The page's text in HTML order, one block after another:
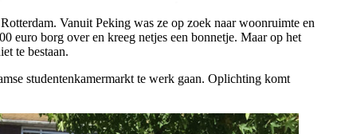
Vanuit Peking was ze op zoek naar woonruimte en
euro borg over en kreeg netjes een bonnetje. Maar op het
te bestaan.
studentenkamermarkt te werk gaan. Oplichting komt